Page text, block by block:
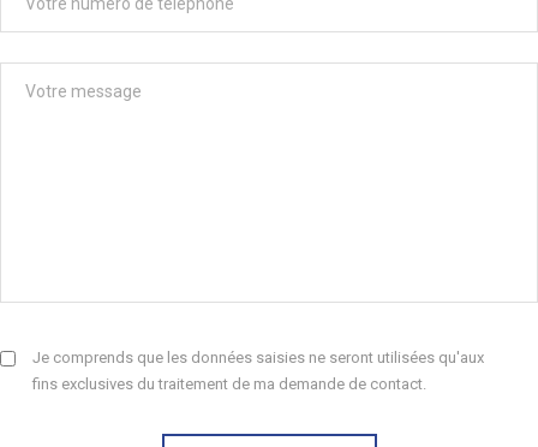
Je comprends que les données saisies ne seront utilisées qu'aux
fins exclusives du traitement de ma demande de contact.